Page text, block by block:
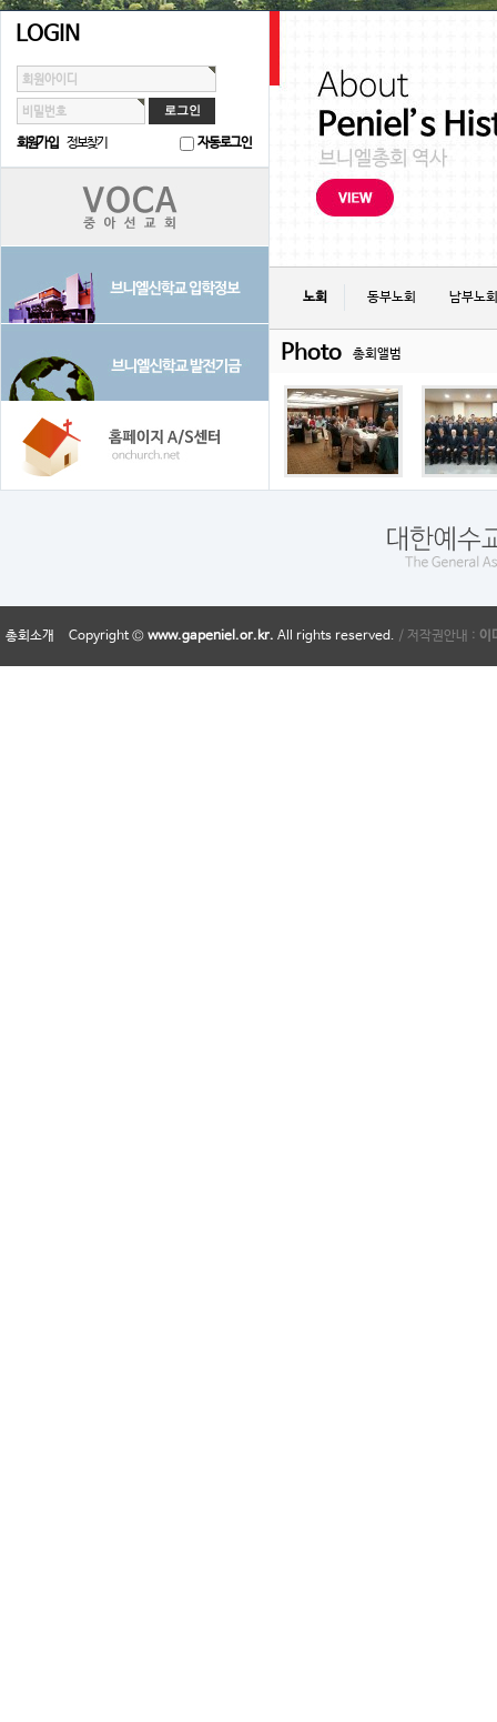
LOGIN
회원아이디
비밀번호
회원가입 정보찾기 자동로그인
노회 동부노회 남부노회
Photo 총회앨범
총회소개 Copyright © www.gapeniel.or.kr. All rights reserved. / 저작권안내 : 이